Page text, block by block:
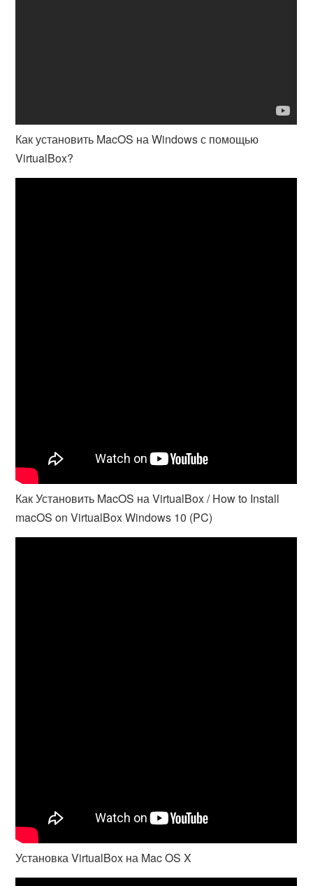
Как установить MacOS на Windows с помощью
VirtualBox?
Как Установить MacOS на VirtualBox / How to Install
macOS on VirtualBox Windows 10 (PC)
Установка VirtualBox на Mac OS X